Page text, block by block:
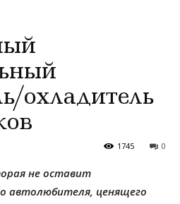
охладитель
0
1745
не оставит
автолюбителя, ценящего